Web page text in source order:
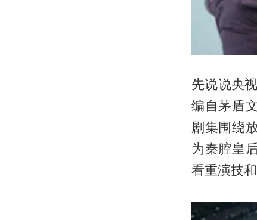
先说说央
编自茅盾
剧集围绕
为秦腔皇
看重演技